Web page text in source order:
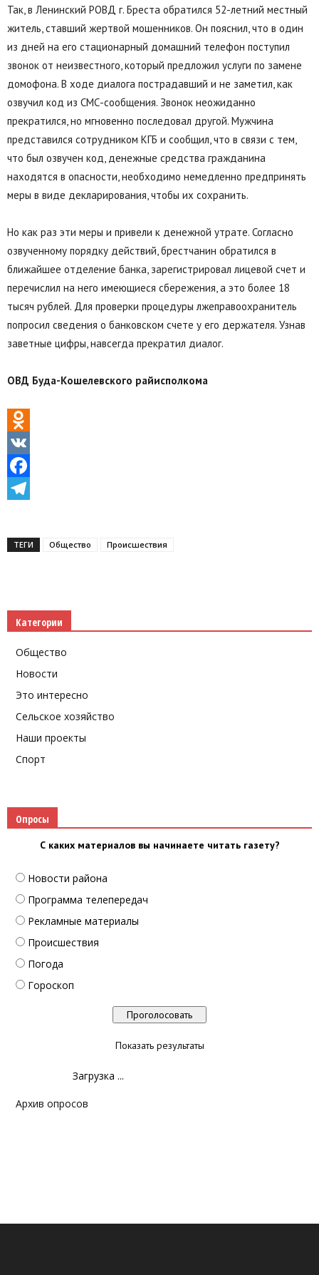
Так, в Ленинский РОВД г. Бреста обратился 52-летний местный
житель, ставший жертвой мошенников. Он пояснил, что в один
из дней на его стационарный домашний телефон поступил
звонок от неизвестного, который предложил услуги по замене
домофона. В ходе диалога пострадавший и не заметил, как
озвучил код из СМС-сообщения. Звонок неожиданно
прекратился, но мгновенно последовал другой. Мужчина
представился сотрудником КГБ и сообщил, что в связи с тем,
что был озвучен код, денежные средства гражданина
находятся в опасности, необходимо немедленно предпринять
меры в виде декларирования, чтобы их сохранить.
Но как раз эти меры и привели к денежной утрате. Согласно
озвученному порядку действий, брестчанин обратился в
ближайшее отделение банка, зарегистрировал лицевой счет и
перечислил на него имеющиеся сбережения, а это более 18
тысяч рублей. Для проверки процедуры лжеправоохранитель
попросил сведения о банковском счете у его держателя. Узнав
заветные цифры, навсегда прекратил диалог.
ОВД Буда-Кошелевского райисполкома
Odnoklassniki
VK
Facebook
ТЕГИ Общество Происшествия
Категории
Общество
Новости
Это интересно
Сельское хозяйство
Наши проекты
Спорт
Опросы
С каких материалов вы начинаете читать газету?
Новости района
Программа телепередач
Рекламные материалы
Происшествия
Погода
Гороскоп
Показать результаты
Загрузка ...
Архив опросов